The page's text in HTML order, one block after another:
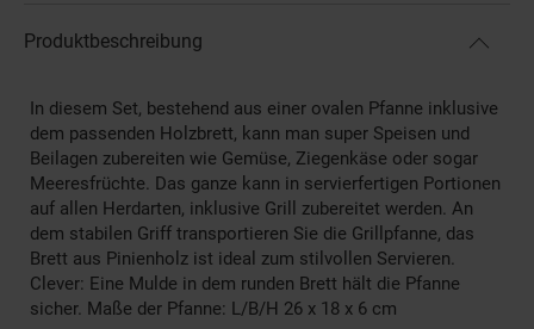
Produktbeschreibung
In diesem Set, bestehend aus einer ovalen Pfanne inklusive
dem passenden Holzbrett, kann man super Speisen und
Beilagen zubereiten wie Gemüse, Ziegenkäse oder sogar
Meeresfrüchte. Das ganze kann in servierfertigen Portionen
auf allen Herdarten, inklusive Grill zubereitet werden. An
dem stabilen Griff transportieren Sie die Grillpfanne, das
Brett aus Pinienholz ist ideal zum stilvollen Servieren.
Clever: Eine Mulde in dem runden Brett hält die Pfanne
sicher. Maße der Pfanne: L/B/H 26 x 18 x 6 cm